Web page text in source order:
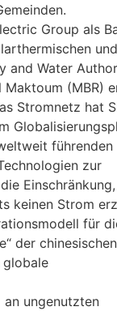
Group als
and Water
(MBR)
Stromnetz hat
führenden
zur
keinen Strom
für
der chinesischen
globale
ungenutzten